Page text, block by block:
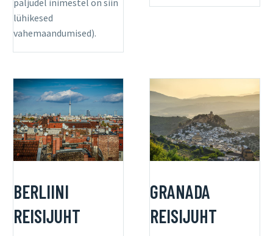
paljudel inimestel on siin
lühikesed
vahemaandumised).
BERLIINI
REISIJUHT
GRANADA
REISIJUHT